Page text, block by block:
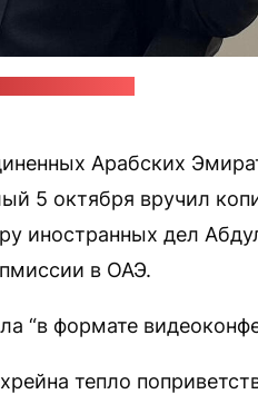
Арабских
5 октября вручил
иностранных дел
в ОАЭ.
“в формате
тепло